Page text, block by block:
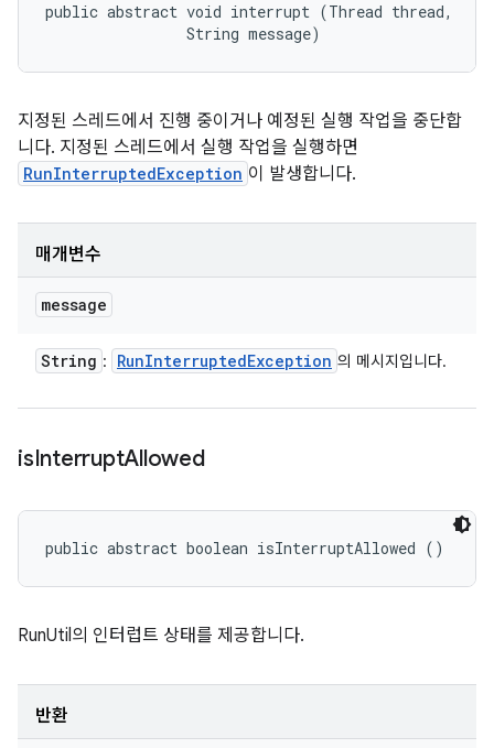
public abstract void interrupt (Thread thread,
                String message)
지정된 스레드에서 진행 중이거나 예정된 실행 작업을 중단합
니다. 지정된 스레드에서 실행 작업을 실행하면
RunInterruptedException 이 발생합니다.
매개변수
message
String : RunInterruptedException 의 메시지입니다.
isInterruptAllowed
public abstract boolean isInterruptAllowed ()
RunUtil의 인터럽트 상태를 제공합니다.
반환